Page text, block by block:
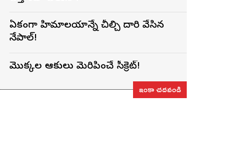
ఏకంగా హిమాలయాన్నే చీల్చి దారి వేసిన
నేపాల్!
మొక్కల ఆకులు మెరిపించే సీక్రెట్!
ఇంకా చదవండి